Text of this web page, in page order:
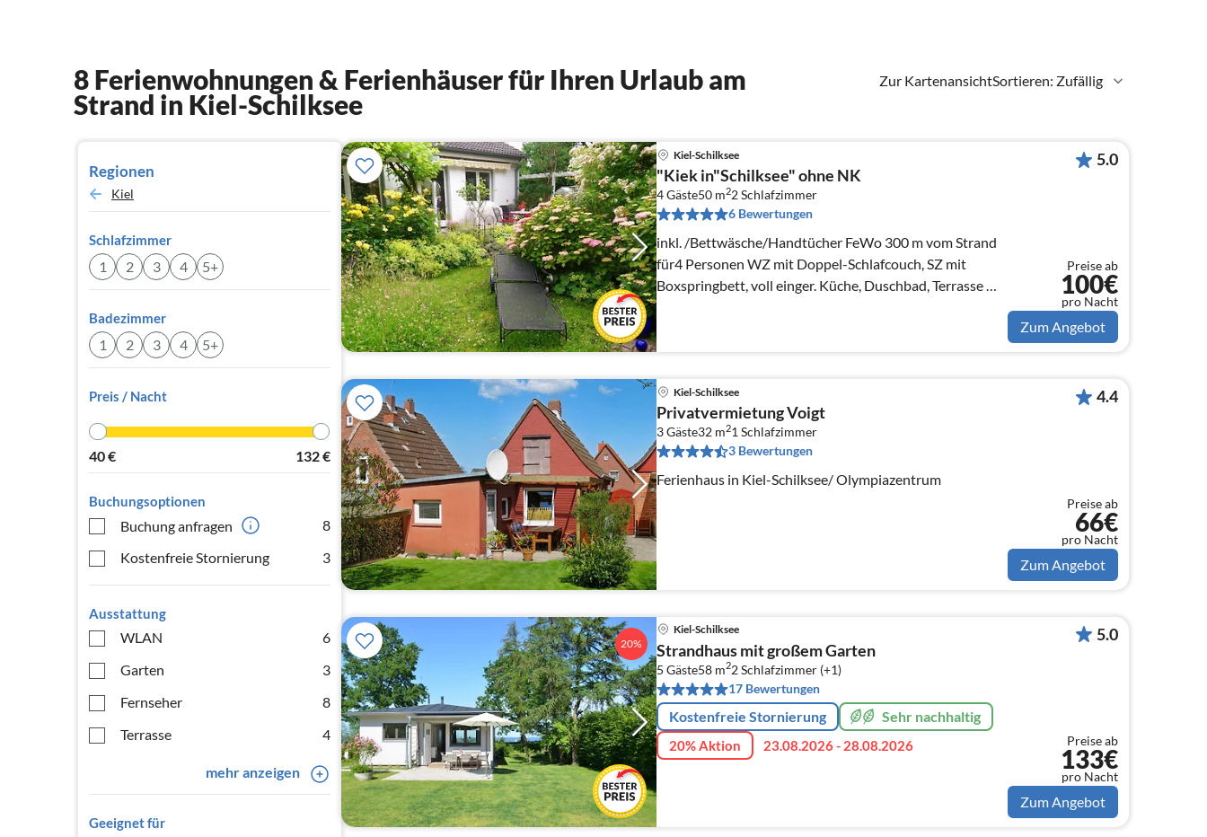
Zur KartenansichtSortieren: Zufällig
8 Ferienwohnungen & Ferienhäuser für Ihren Urlaub am
Strand in Kiel-Schilksee
Regionen
Kiel
Schlafzimmer
1 2 3 4 5+
Badezimmer
1 2 3 4 5+
Preis / Nacht
40€ 132€
Buchungsoptionen
Buchung anfragen
8
Kostenfreie Stornierung
3
Ausstattung
WLAN
6
Garten
3
Fernseher
8
Terrasse
4
mehr anzeigen
Geeignet für
Kiel-Schilksee
"Kiek in"Schilksee" ohne NK
4 Gäste50 m22Schlafzimmer
6 Bewertungen
inkl. /Bettwäsche/Handtücher FeWo 300 m vom Strand
für4 Personen WZ mit Doppel-Schlafcouch, SZ mit
Boxspringbett, voll einger. Küche, Duschbad, Terrasse mit
Gasgrill
5.0
Preise ab
100€
pro Nacht
Zum Angebot
Kiel-Schilksee
Privatvermietung Voigt
3 Gäste32 m21 Schlafzimmer
3 Bewertungen
Ferienhaus in Kiel-Schilksee/ Olympiazentrum
4.4
Preise ab
66€
pro Nacht
Zum Angebot
20%
Kiel-Schilksee
Strandhaus mit großem Garten
5 Gäste58 m22Schlafzimmer (+1)
17 Bewertungen
Kostenfreie Stornierung Sehr nachhaltig
20% Aktion 23.08.2026 - 28.08.2026
5.0
Preise ab
133€
pro Nacht
Zum Angebot